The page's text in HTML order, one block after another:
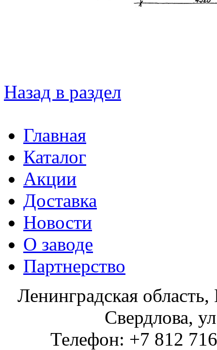
Назад в раздел
Главная
Каталог
Акции
Доставка
Новости
О заводе
Партнерство
Ленинградская
Свердлова,
Телефон: +7 812